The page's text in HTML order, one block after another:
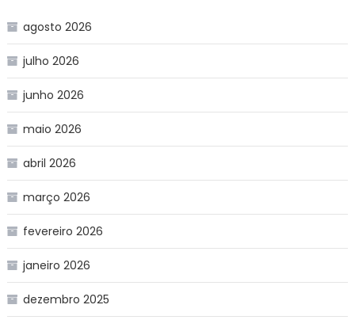
agosto 2026
julho 2026
junho 2026
maio 2026
abril 2026
março 2026
fevereiro 2026
janeiro 2026
dezembro 2025